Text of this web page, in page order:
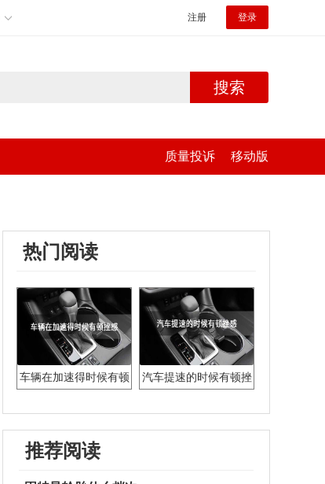
注册 登录
搜索
质量投诉 移动版
热门阅读
车辆在加速得时候有顿
汽车提速的时候有顿挫
推荐阅读